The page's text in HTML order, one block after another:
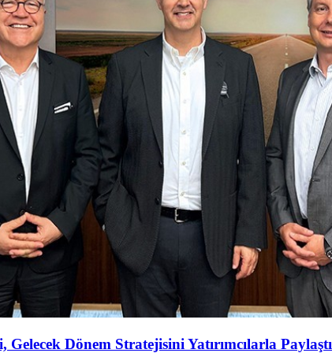
Dönem Stratejisini Yatırımcılarla Paylaştı